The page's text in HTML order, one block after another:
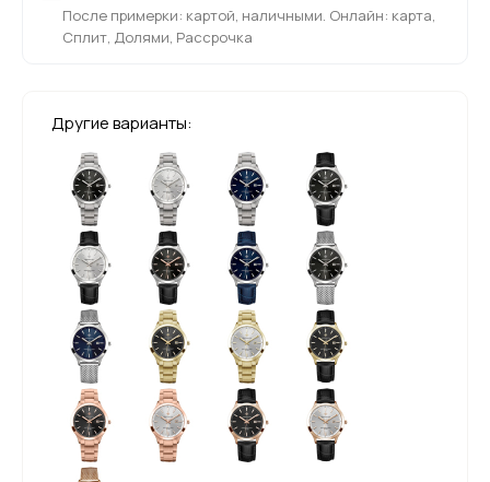
После примерки: картой, наличными. Онлайн: карта,
Сплит, Долями, Рассрочка
Другие варианты: